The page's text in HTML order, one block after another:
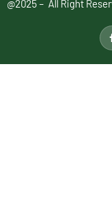
@2025 – All Right